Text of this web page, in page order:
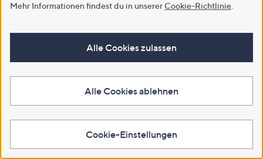
SALE
(3)
SALE
(3)
Mehr Informationen findest du in unserer Cookie-Richtlinie
Alle Cookies zulassen
Alle Cookies ablehnen
Cookie-Einstellungen